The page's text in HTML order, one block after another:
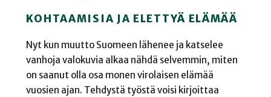
KOHTAAMISIA JA ELETTYÄ ELÄMÄÄ
Nyt kun muutto Suomeen lähenee ja katselee
vanhoja valokuvia alkaa nähdä selvemmin, miten
on saanut olla osa monen virolaisen elämää
vuosien ajan. Tehdystä työstä voisi kirjoittaa